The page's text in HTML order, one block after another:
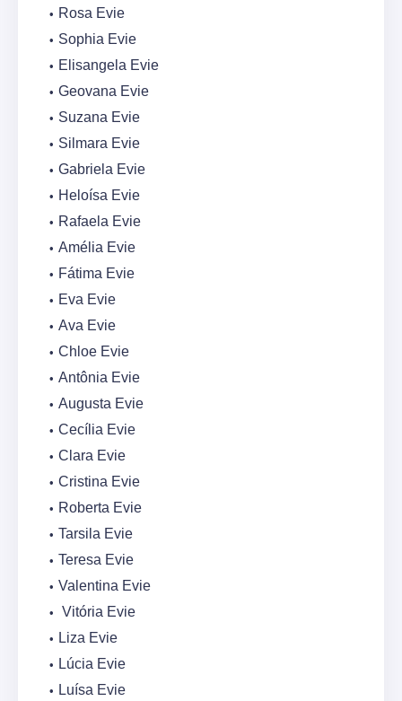
Rosa Evie
Sophia Evie
Elisangela Evie
Geovana Evie
Suzana Evie
Silmara Evie
Gabriela Evie
Heloísa Evie
Rafaela Evie
Amélia Evie
Fátima Evie
Eva Evie
Ava Evie
Chloe Evie
Antônia Evie
Augusta Evie
Cecília Evie
Clara Evie
Cristina Evie
Roberta Evie
Tarsila Evie
Teresa Evie
Valentina Evie
Vitória Evie
Liza Evie
Lúcia Evie
Luísa Evie